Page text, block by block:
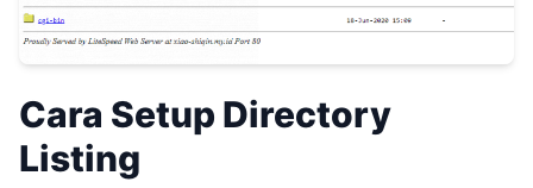
Cara Setup Directory
Listing